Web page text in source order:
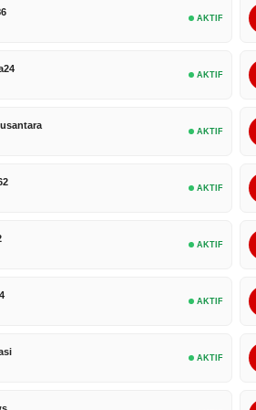
AKTIF
AKTIF
AKTIF
AKTIF
AKTIF
AKTIF
AKTIF